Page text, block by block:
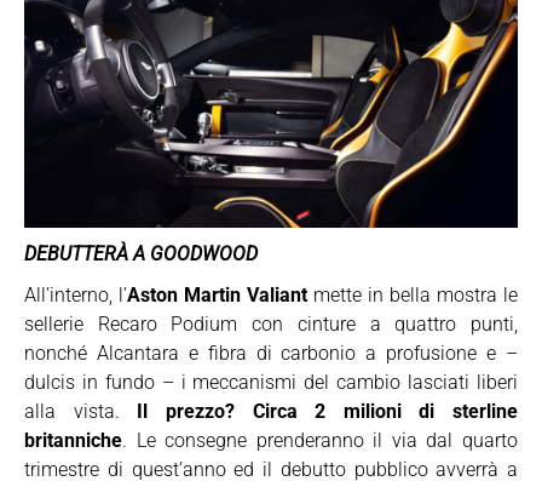
DEBUTTERÀ A GOODWOOD
All’interno, l’Aston Martin Valiant mette in bella mostra le
sellerie Recaro Podium con cinture a quattro punti,
nonché Alcantara e fibra di carbonio a profusione e –
dulcis in fundo – i meccanismi del cambio lasciati liberi
alla vista. Il prezzo? Circa 2 milioni di sterline
britanniche. Le consegne prenderanno il via dal quarto
trimestre di quest’anno ed il debutto pubblico avverrà a